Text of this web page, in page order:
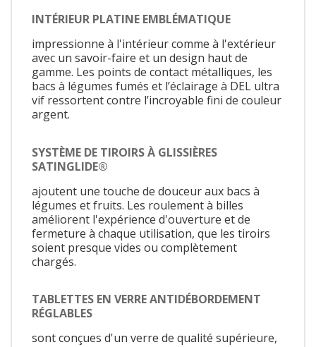
INTÉRIEUR PLATINE EMBLÉMATIQUE
impressionne à l'intérieur comme à l'extérieur
avec un savoir-faire et un design haut de
gamme. Les points de contact métalliques, les
bacs à légumes fumés et l’éclairage à DEL ultra
vif ressortent contre l’incroyable fini de couleur
argent.
SYSTÈME DE TIROIRS À GLISSIÈRES
SATINGLIDE®
ajoutent une touche de douceur aux bacs à
légumes et fruits. Les roulement à billes
améliorent l'expérience d'ouverture et de
fermeture à chaque utilisation, que les tiroirs
soient presque vides ou complètement
chargés.
TABLETTES EN VERRE ANTIDÉBORDEMENT
RÉGLABLES
sont conçues d'un verre de qualité supérieure,